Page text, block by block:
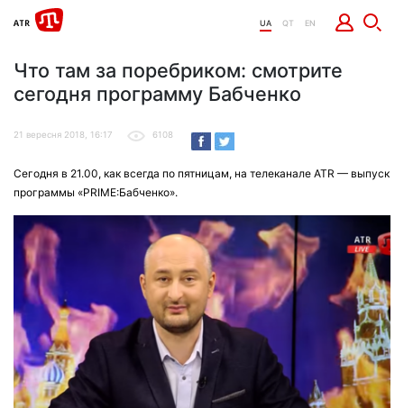
UA QT EN
Что там за поребриком: смотрите
сегодня программу Бабченко
21 вересня 2018, 16:17 6108
Сегодня в 21.00, как всегда по пятницам, на телеканале ATR — выпуск
программы «PRIME:Бабченко».